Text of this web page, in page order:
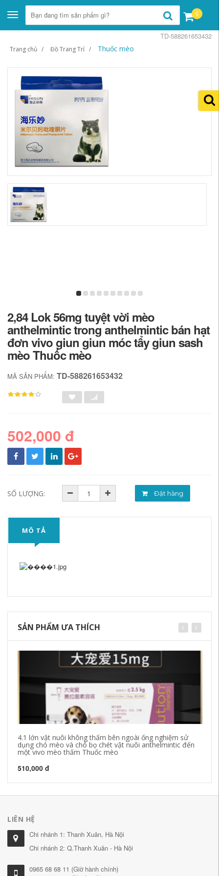
Toggle
navigation
0
Trang chủ Đồ Trang Trí Thuốc mèo
TD-588261653432
2,84 Lok 56mg tuyệt vời mèo
anthelmintic trong anthelmintic bán hạt
đơn vivo giun giun móc tẩy giun sash
mèo Thuốc mèo
MÃ SẢN PHẨM: TD-588261653432
502,000 đ
SỐ LƯỢNG: Đặt hàng
MÔ TẢ
SẢN PHẨM ƯA THÍCH
4.1 lớn vật nuôi không thấm bên ngoài ống nghiệm sử
dụng chó mèo và chó bọ chét vật nuôi anthelmintic đến
một vivo mèo thấm Thuốc mèo
510,000 đ
LIÊN HỆ
Chi nhánh 1: Thanh Xuân, Hà Nội
Chi nhánh 2: Q.Thanh Xuân - Hà Nội
0965 68 68 11 (Giờ hành chính)